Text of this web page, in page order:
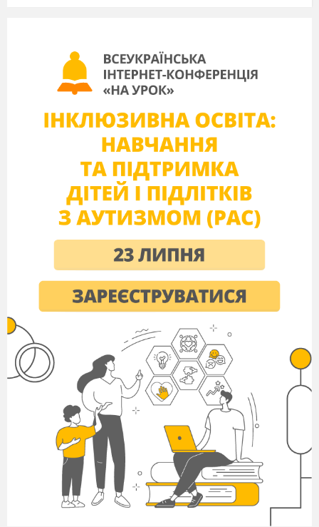
шафа для одягу
м’яке крісло
камін
a table
a deer
a mouse
a woman
a knife
Complete with a, an or the.
Please pass me __ bread.
She is__ attractive woman.
They had__idea.
Madrid is __capital of Spain.
Whales live in__sea.
Do you have__pet?
I had__orange juice for lunch.
There are many stars in__the sky.
Friday is always ___ hard day.
I live in ___ beautiful town.
4. Describe your room. (7 sentences)